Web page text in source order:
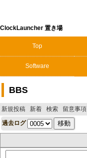
ClockLauncher 置き場
Top
Software
BBS
新規投稿 新着 検索 留意事項
過去ログ